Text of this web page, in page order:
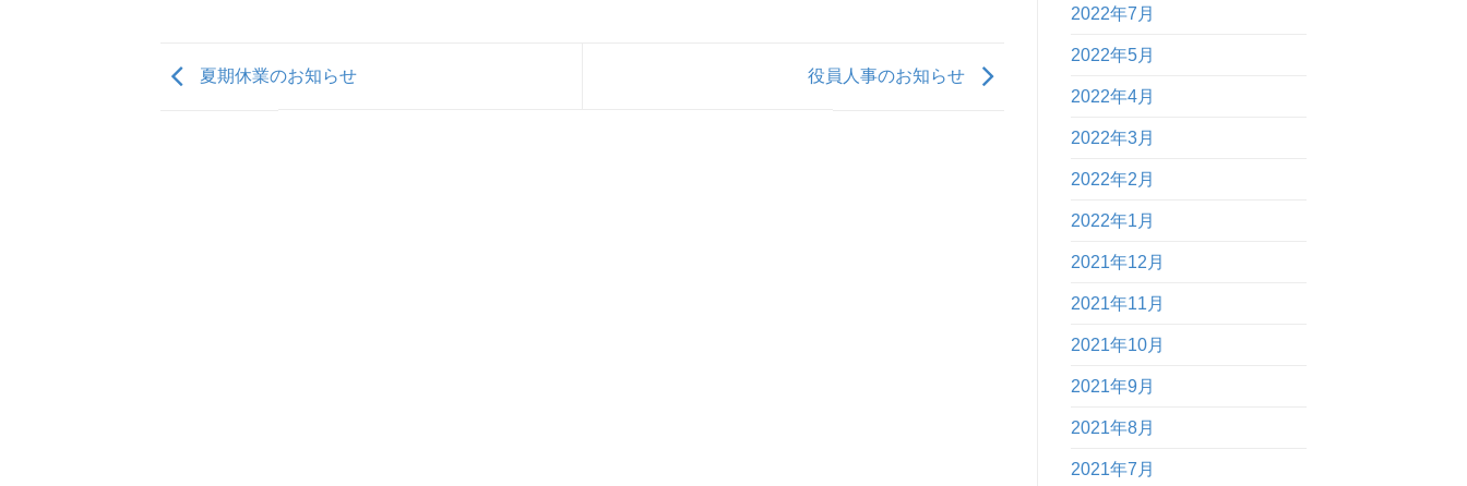
夏期休業のお知らせ 役員人事のお知らせ
2022年7月
2022年5月
2022年4月
2022年3月
2022年2月
2022年1月
2021年12月
2021年11月
2021年10月
2021年9月
2021年8月
2021年7月